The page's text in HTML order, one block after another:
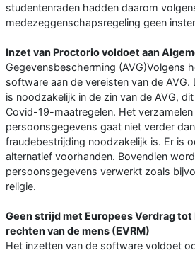
studentenraden hadden daarom
medezeggenschapsregeling geen
Inzet van Proctorio voldoet aan
Gegevensbescherming (AVG)Volgens
software aan de vereisten van de
is noodzakelijk in de zin van de AVG,
Covid-19-maatregelen. Het
persoonsgegevens gaat niet verder
fraudebestrijding noodzakelijk is. Er is
alternatief voorhanden. Bovendien
persoonsgegevens verwerkt zoals
religie.
Geen strijd met Europees Verdrag tot
rechten van de mens (EVRM)
Het inzetten van de software voldoet